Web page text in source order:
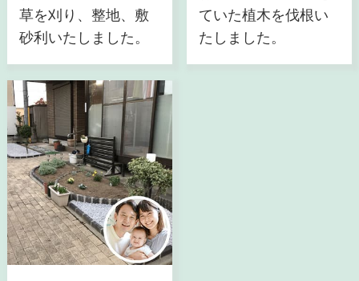
草を刈り、整地、敷
砂利いたしました。
ていた植木を伐根い
たしました。